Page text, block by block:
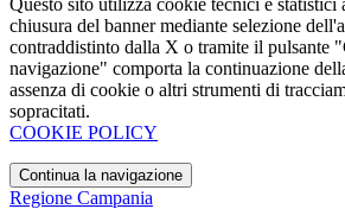
Questo sito utilizza cookie tecnici e statistici
chiusura del banner mediante selezione
contraddistinto dalla X o tramite il pulsante
navigazione" comporta la continuazione
assenza di cookie o altri strumenti di
sopracitati.
COOKIE POLICY
Continua la navigazione
Regione Campania